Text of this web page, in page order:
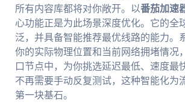
所有内容库都将对你敞开。以番茄加速
心功能正是为此场景深度优化。它的全
泛，并具备智能推荐最优线路的能力。
你的实际物理位置和当前网络拥堵情况
口节点中，为你挑选延迟最低、速度最
不再需要手动反复测试，这种智能化为
第一块基石。